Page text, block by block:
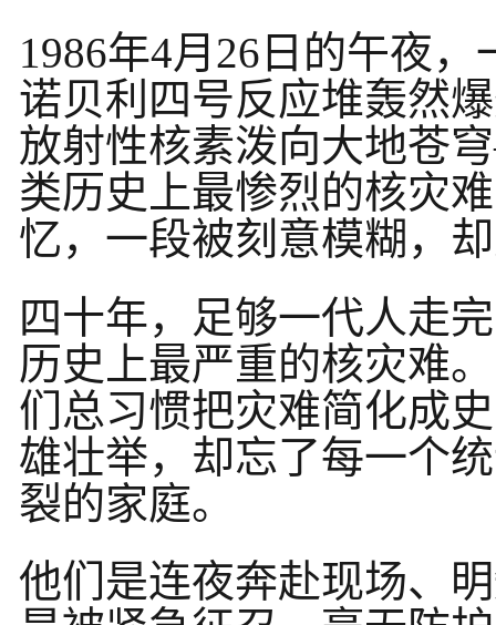
1986年4月26日的午夜
诺贝利四号反应堆轰然
放射性核素泼向大地苍
类历史上最惨烈的核灾
忆，一段被刻意模糊，
四十年，足够一代人走
历史上最严重的核灾难
们总习惯把灾难简化成
雄壮举，却忘了每一个
裂的家庭。
他们是连夜奔赴现场、